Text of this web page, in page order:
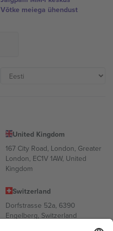
Võtke meiega ühendust
United Kingdom
167 City Road, London, Greater
London, EC1V 1AW, United
Kingdom
Switzerland
Dorfstrasse 52a, 6390
Engelberg, Switzerland